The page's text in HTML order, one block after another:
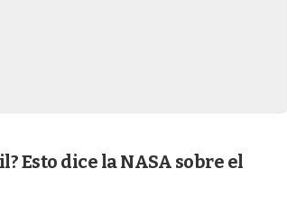
Esto dice la NASA sobre el